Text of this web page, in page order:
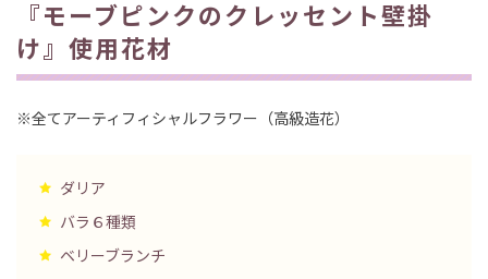
『モーブピンクのクレッセント壁掛
け』使用花材
※全てアーティフィシャルフラワー（高級造花）
ダリア
バラ６種類
ベリーブランチ